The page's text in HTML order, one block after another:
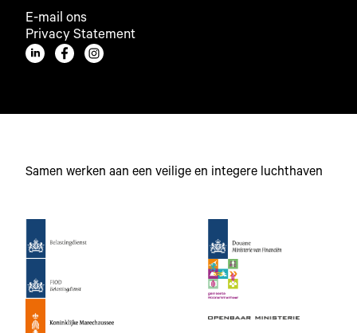
E-mail ons
Privacy Statement
Samen werken aan een veilige en integere luchthaven